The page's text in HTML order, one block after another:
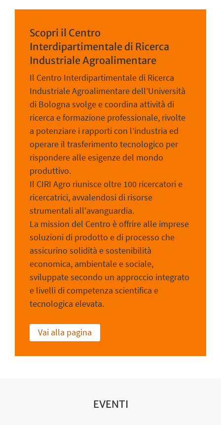
Scopri il Centro
Interdipartimentale di Ricerca
Industriale Agroalimentare
Il Centro Interdipartimentale di Ricerca
Industriale Agroalimentare dell’Università
di Bologna svolge e coordina attività di
ricerca e formazione professionale, rivolte
a potenziare i rapporti con l’industria ed
operare il trasferimento tecnologico per
rispondere alle esigenze del mondo
produttivo.
Il CIRI Agro riunisce oltre 100 ricercatori e
ricercatrici, avvalendosi di risorse
strumentali all'avanguardia.
La mission del Centro è offrire alle imprese
soluzioni di prodotto e di processo che
assicurino solidità e sostenibilità
economica, ambientale e sociale,
sviluppate secondo un approccio integrato
e livelli di competenza scientifica e
tecnologica elevata.
Vai alla pagina
EVENTI